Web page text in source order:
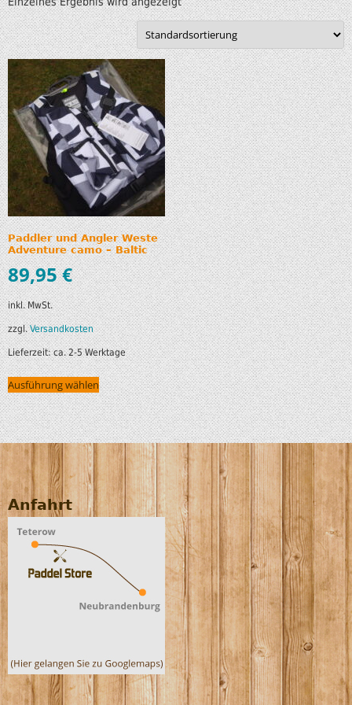
Paddler und Angler Weste
Adventure camo – Baltic
89,95€
inkl. MwSt.
zzgl.Versandkosten
Lieferzeit:ca. 2-5 Werktage
Ausführung wählen
Anfahrt